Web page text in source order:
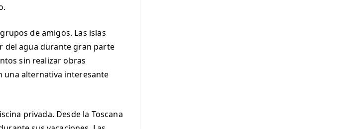
de amigos. Las islas
del agua durante gran parte
sin realizar obras
una alternativa interesante
privada. Desde la Toscana